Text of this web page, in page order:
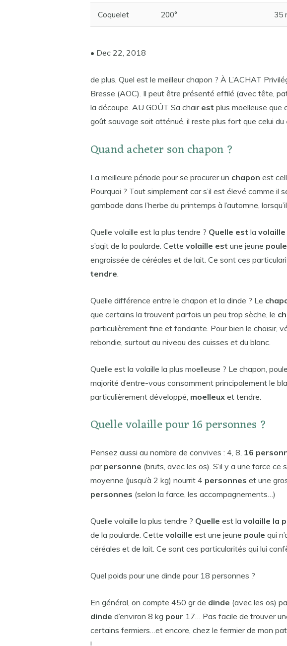
Coquelet 200° 35
• Dec 22, 2018
de plus, Quel est le meilleur chapon ? À L’ACHAT
Bresse (AOC). Il peut être présenté effilé (avec tête,
la découpe. AU GOÛT Sa chair est plus moelleuse que
goût sauvage soit atténué, il reste plus fort que celui du
Quand acheter son chapon ?
La meilleure période pour se procurer un chapon est
Pourquoi ? Tout simplement car s’il est élevé comme il
gambade dans l’herbe du printemps à l’automne,
Quelle volaille est la plus tendre ? Quelle est la volaille
s’agit de la poularde. Cette volaille est une jeune poule
engraissée de céréales et de lait. Ce sont ces
tendre
Quelle différence entre le chapon et la dinde ? Le
que certains la trouvent parfois un peu trop sèche, le
particulièrement fine et fondante. Pour bien le choisir,
rebondie, surtout au niveau des cuisses et du blanc.
Quelle est la volaille la plus moelleuse ? Le chapon,
majorité d’entre-vous consomment principalement le
particulièrement développé, moelleuxet tendre.
Quelle volaille pour 16 personnes ?
Pensez aussi au nombre de convives : 4, 8, 16
par personne (bruts, avec les os). S’il y a une farce ce
moyenne (jusqu’à 2 kg) nourrit 4 personnes et une
personnes (selon la farce, les accompagnements…)
Quelle volaille la plus tendre ? Quelle est la volaille la
de la poularde. Cette volaille est une jeune poule qui
céréales et de lait. Ce sont ces particularités qui lui
Quel poids pour une dinde pour 18 personnes ?
En général, on compte 450 gr de dinde (avec les os)
dinde d’environ 8 kg pour 17… Pas facile de trouver
certains fermiers…et encore, chez le fermier de mon